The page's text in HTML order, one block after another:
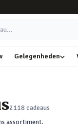
Gelegenheden
2118 cadeaus
assortiment.